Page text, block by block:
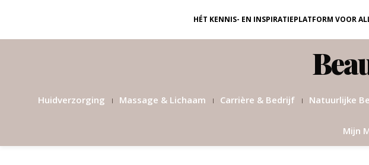
HÉT KENNIS- EN INSPIRATIEPLATFORM VOOR
Huidverzorging Massage & Lichaam Carrière & Bedrijf Natuurlijke
Mijn